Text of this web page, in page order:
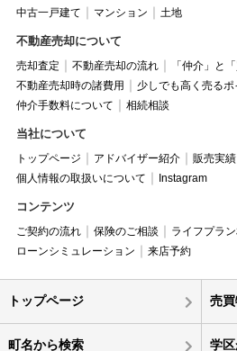
中古一戸建て
マンション 土地
不動産売却について
売却査定 不動産売却の流れ
「仲介」と
不動産売却時の諸費用
少しでも高く売るポ
仲介手数料について
相続相談
当社について
トップページ アドバイザー紹介 販売実績
個人情報の取扱いについて
Instagram
コンテンツ
ご契約の流れ 保険のご相談 ライフプラ
ローンシミュレーション
来店予約
トップページ 売
町名から検索 学